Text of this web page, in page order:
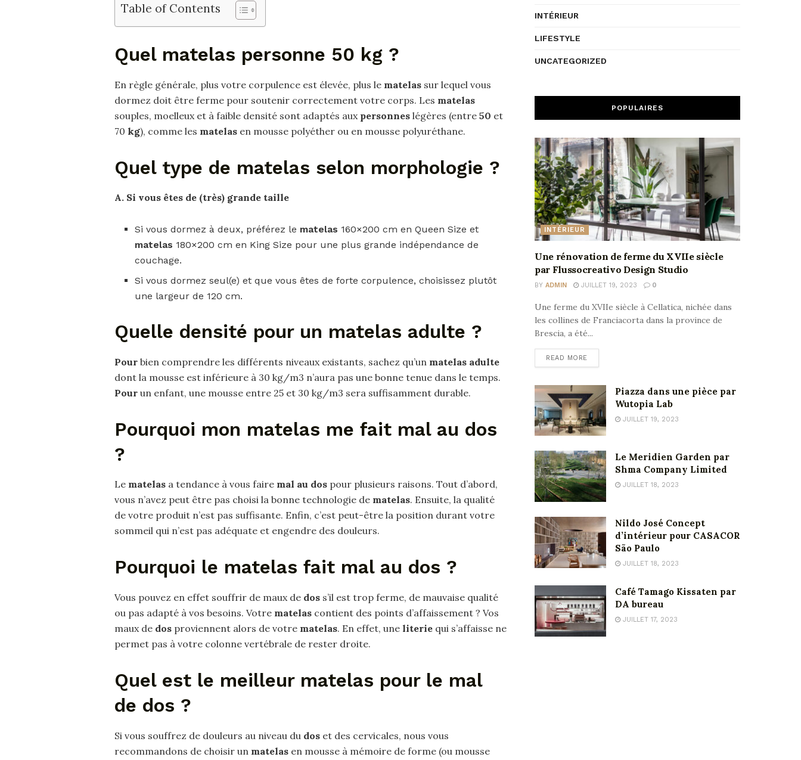
Table of Contents
Quel matelas personne 50 kg ?
En règle générale, plus votre corpulence est élevée, plus le matelas sur lequel vous
dormez doit être ferme pour soutenir correctement votre corps. Les matelas
souples, moelleux et à faible densité sont adaptés aux personnes légères (entre 50 et
70 kg), comme les matelas en mousse polyéther ou en mousse polyuréthane.
Quel type de matelas selon morphologie ?
A. Si vous êtes de (très) grande taille
Si vous dormez à deux, préférez le matelas 160×200 cm en Queen Size et
matelas 180×200 cm en King Size pour une plus grande indépendance de
couchage.
Si vous dormez seul(e) et que vous êtes de forte corpulence, choisissez plutôt
une largeur de 120 cm.
Quelle densité pour un matelas adulte ?
Pour bien comprendre les différents niveaux existants, sachez qu’un matelas adulte
dont la mousse est inférieure à 30 kg/m3 n’aura pas une bonne tenue dans le temps.
Pour un enfant, une mousse entre 25 et 30 kg/m3 sera suffisamment durable.
Pourquoi mon matelas me fait mal au dos
?
Le matelas a tendance à vous faire mal au dos pour plusieurs raisons. Tout d’abord,
vous n’avez peut être pas choisi la bonne technologie de matelas. Ensuite, la qualité
de votre produit n’est pas suffisante. Enfin, c’est peut-être la position durant votre
sommeil qui n’est pas adéquate et engendre des douleurs.
Pourquoi le matelas fait mal au dos ?
Vous pouvez en effet souffrir de maux de dos s’il est trop ferme, de mauvaise qualité
ou pas adapté à vos besoins. Votre matelas contient des points d’affaissement ? Vos
maux de dos proviennent alors de votre matelas. En effet, une literie qui s’affaisse ne
permet pas à votre colonne vertébrale de rester droite.
Quel est le meilleur matelas pour le mal
de dos ?
Si vous souffrez de douleurs au niveau du dos et des cervicales, nous vous
recommandons de choisir un matelas en mousse à mémoire de forme (ou mousse
INTÉRIEUR
LIFESTYLE
UNCATEGORIZED
POPULAIRES
INTÉRIEUR
Une rénovation de ferme du XVIIe siècle
par Flussocreativo Design Studio
BY ADMIN JUILLET 19, 2023 0
Une ferme du XVIIe siècle à Cellatica, nichée dans
les collines de Franciacorta dans la province de
Brescia, a été...
READ MORE
Piazza dans une pièce par
Wutopia Lab
JUILLET 19, 2023
Le Meridien Garden par
Shma Company Limited
JUILLET 18, 2023
Nildo José Concept
d’intérieur pour CASACOR
São Paulo
JUILLET 18, 2023
Café Tamago Kissaten par
DA bureau
JUILLET 17, 2023